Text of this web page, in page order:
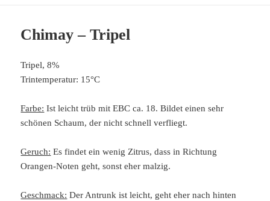
Chimay – Tripel
Tripel, 8%
Trintemperatur: 15°C
Farbe: Ist leicht trüb mit EBC ca. 18. Bildet einen sehr
schönen Schaum, der nicht schnell verfliegt.
Geruch: Es findet ein wenig Zitrus, dass in Richtung
Orangen-Noten geht, sonst eher malzig.
Geschmack: Der Antrunk ist leicht, geht eher nach hinten